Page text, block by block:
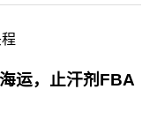
运，止汗剂FBA